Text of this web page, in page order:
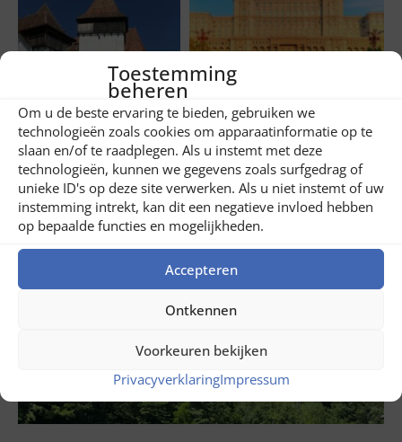
Toestemming
beheren
Om u de beste ervaring te bieden, gebruiken we
technologieën zoals cookies om apparaatinformatie op te
slaan en/of te raadplegen. Als u instemt met deze
technologieën, kunnen we gegevens zoals surfgedrag of
unieke ID's op deze site verwerken. Als u niet instemt of uw
instemming intrekt, kan dit een negatieve invloed hebben
op bepaalde functies en mogelijkheden.
Accepteren
Ontkennen
Voorkeuren bekijken
PrivacyverklaringImpressum
Share
Related posts